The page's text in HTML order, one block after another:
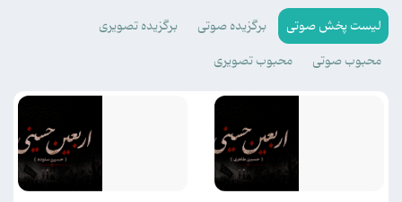
لیست پخش صوتی برگزیده صوتی
برگزیده تصویری
محبوب صوتی
محبوب تصویری